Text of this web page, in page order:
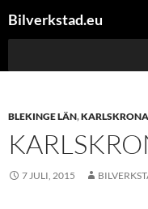
tillBilverkstad.eu
BLEKINGE LÄN,KARLSKRONA
7 JULI, 2015